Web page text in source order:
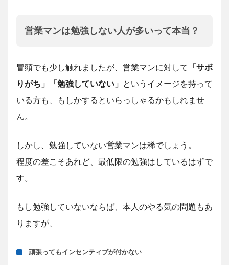
営業マンは勉強しない人が多いって本当？
冒頭でも少し触れましたが、営業マンに対して
「サボ
りがち」「勉強していない」 というイメージを持って
いる方も、もしかするといらっしゃるかもしれませ
ん。
しかし、勉強していない営業マンは稀でしょう。
程度の差こそあれど、最低限の勉強はしているはずで
す。
もし勉強していないならば、本人のやる気の問題もあ
りますが、
頑張ってもインセンティブが付かない